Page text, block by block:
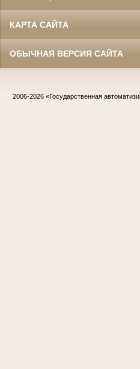
КАРТА САЙТА
ОБЫЧНАЯ ВЕРСИЯ САЙТА
2006-2026 «Государственная